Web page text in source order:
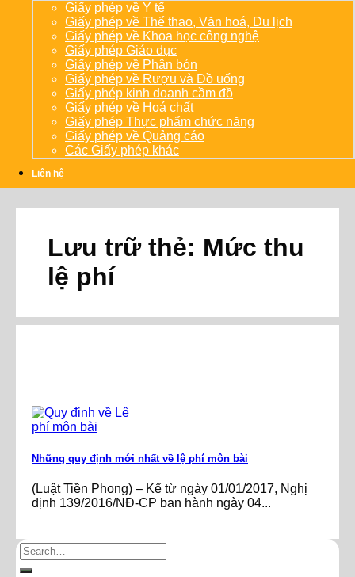
Giấy phép về Y tế
Giấy phép về Thể thao, Văn hoá, Du lịch
Giấy phép về Khoa học công nghệ
Giấy phép Giáo dục
Giấy phép về Phân bón
Giấy phép về Rượu và Đồ uống
Giấy phép kinh doanh cầm đồ
Giấy phép về Hoá chất
Giấy phép Thực phẩm chức năng
Giấy phép về Quảng cáo
Các Giấy phép khác
Liên hệ
Lưu trữ thẻ: Mức thu
lệ phí
Những quy định mới nhất về lệ phí môn bài
(Luật Tiền Phong) – Kể từ ngày 01/01/2017, Nghị
định 139/2016/NĐ-CP ban hành ngày 04...